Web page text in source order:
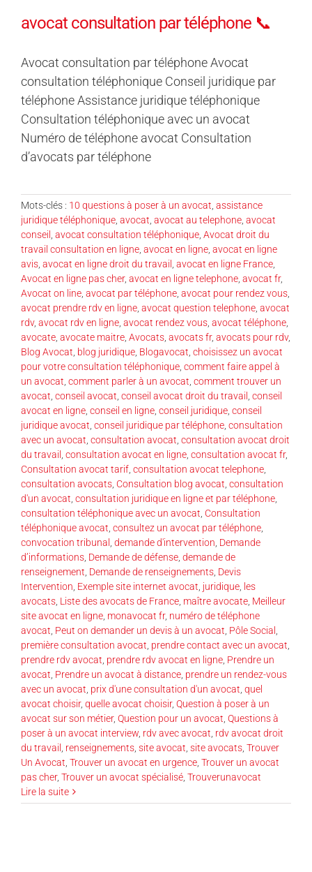
avocat consultation par téléphone 📞
Avocat consultation par téléphone Avocat
consultation téléphonique Conseil juridique par
téléphone Assistance juridique téléphonique
Consultation téléphonique avec un avocat
Numéro de téléphone avocat Consultation
d’avocats par téléphone
Mots-clés : 10 questions à poser à un avocat, assistance
juridique téléphonique, avocat, avocat au telephone, avocat
conseil , avocat consultation téléphonique, Avocat droit du
travail consultation en ligne, avocat en ligne, avocat en ligne
avis, avocat en ligne droit du travail , avocat en ligne France,
Avocat en ligne pas cher, avocat en ligne telephone, avocat fr,
Avocat on line, avocat par téléphone, avocat pour rendez vous,
avocat prendre rdv en ligne, avocat question telephone, avocat
rdv, avocat rdv en ligne, avocat rendez vous, avocat téléphone,
avocate, avocate maitre, Avocats, avocats fr, avocats pour rdv,
Blog Avocat, blog juridique, Blogavocat, choisissez un avocat
pour votre consultation téléphonique, comment faire appel à
un avocat, comment parler à un avocat, comment trouver un
avocat, conseil avocat, conseil avocat droit du travail , conseil
avocat en ligne, conseil en ligne, conseil juridique, conseil
juridique avocat, conseil juridique par téléphone, consultation
avec un avocat, consultation avocat, consultation avocat droit
du travail , consultation avocat en ligne, consultation avocat fr,
Consultation avocat tarif, consultation avocat telephone,
consultation avocats, Consultation blog avocat, consultation
d'un avocat, consultation juridique en ligne et par téléphone,
consultation téléphonique avec un avocat, Consultation
téléphonique avocat, consultez un avocat par téléphone,
convocation tribunal , demande d'intervention, Demande
d’informations, Demande de défense, demande de
renseignement, Demande de renseignements, Devis
Intervention, Exemple site internet avocat, juridique, les
avocats, Liste des avocats de France, maître avocate, Meilleur
site avocat en ligne, monavocat fr, numéro de téléphone
avocat, Peut on demander un devis à un avocat, Pôle Social ,
première consultation avocat, prendre contact avec un avocat,
prendre rdv avocat, prendre rdv avocat en ligne, Prendre un
avocat, Prendre un avocat à distance, prendre un rendez-vous
avec un avocat, prix d'une consultation d'un avocat, quel
avocat choisir, quelle avocat choisir, Question à poser à un
avocat sur son métier, Question pour un avocat, Questions à
poser à un avocat interview, rdv avec avocat, rdv avocat droit
du travail , renseignements, site avocat, site avocats, Trouver
Un Avocat, Trouver un avocat en urgence, Trouver un avocat
pas cher, Trouver un avocat spécialisé, Trouverunavocat
Lire la suite